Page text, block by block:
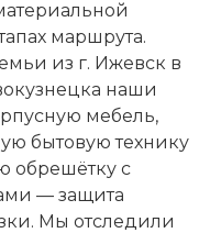
маршрута.
из г. Ижевск в
наши
мебель,
бытовую технику
обрешётку с
— защита
Мы отследили